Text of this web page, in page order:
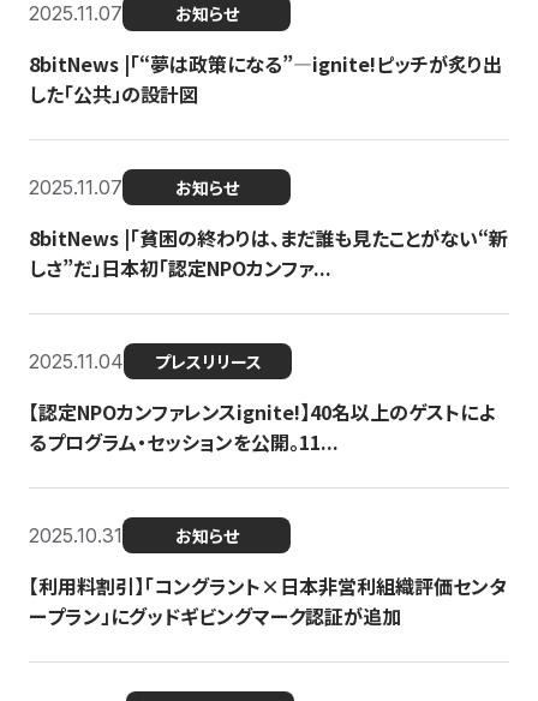
2025.11.07 お知らせ
8bitNews |「“夢は政策になる”—ignite!ピッチが炙り出
した「公共」の設計図
2025.11.07 お知らせ
8bitNews |「貧困の終わりは、まだ誰も見たことがない“新
しさ”だ」日本初「認定NPOカンファ...
2025.11.04 プレスリリース
【認定NPOカンファレンスignite!】40名以上のゲストによ
るプログラム・セッションを公開。11...
2025.10.31 お知らせ
【利用料割引】「コングラント×日本非営利組織評価センタ
ープラン」にグッドギビングマーク認証が追加